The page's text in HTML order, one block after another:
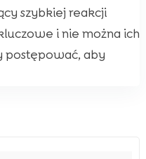
szybkiej reakcji
i nie można ich
postępować, aby